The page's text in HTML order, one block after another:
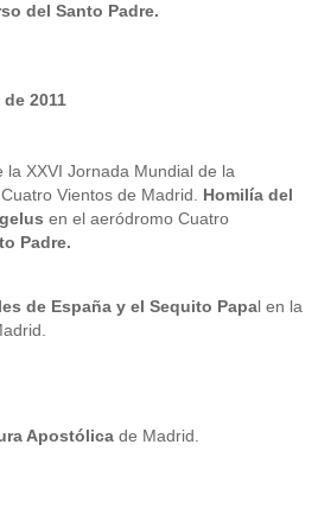
del Santo Padre.
2011
la XXVI Jornada Mundial de la
Vientos de Madrid. Homilía del
en el aeródromo Cuatro
Padre.
de España y el Sequito Papal en la
Apostólica de Madrid.